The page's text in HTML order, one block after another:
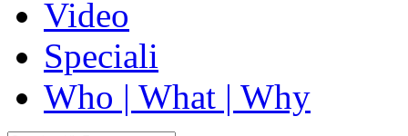
Video
Speciali
Who | What | Why